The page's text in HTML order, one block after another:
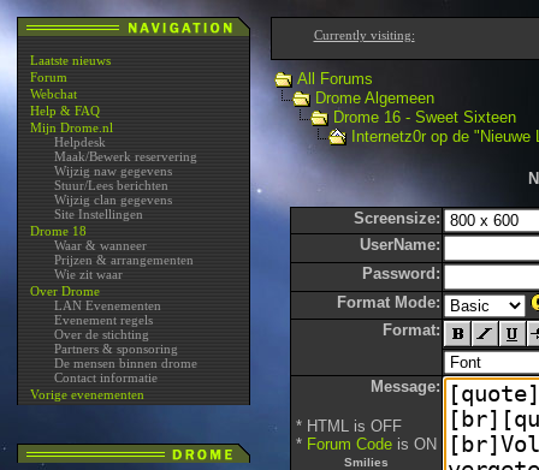
Laatste nieuws
Forum
Webchat
Help & FAQ
Mijn Drome.nl
Helpdesk
Maak/Bewerk reservering
Wijzig naw gegevens
Stuur/Lees berichten
Wijzig clan gegevens
Site Instellingen
Drome 18
Waar & wanneer
Prijzen & arrangementen
Wie zit waar
Over Drome
LAN Evenementen
Evenement regels
Over de stichting
Partners & sponsoring
De mensen binnen drome
Contact informatie
Vorige evenementen
Currently visiting:
All Forums
Drome Algemeen
Drome 16 - Sweet Sixteen
Internetz0r op de "Nieuwe
Screensize:
UserName:
Password:
Format Mode:
Format:
Message:
* HTML is OFF
* Forum Code is ON
Smilies